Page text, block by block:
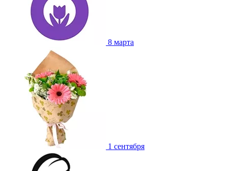
8 марта
1 сентября